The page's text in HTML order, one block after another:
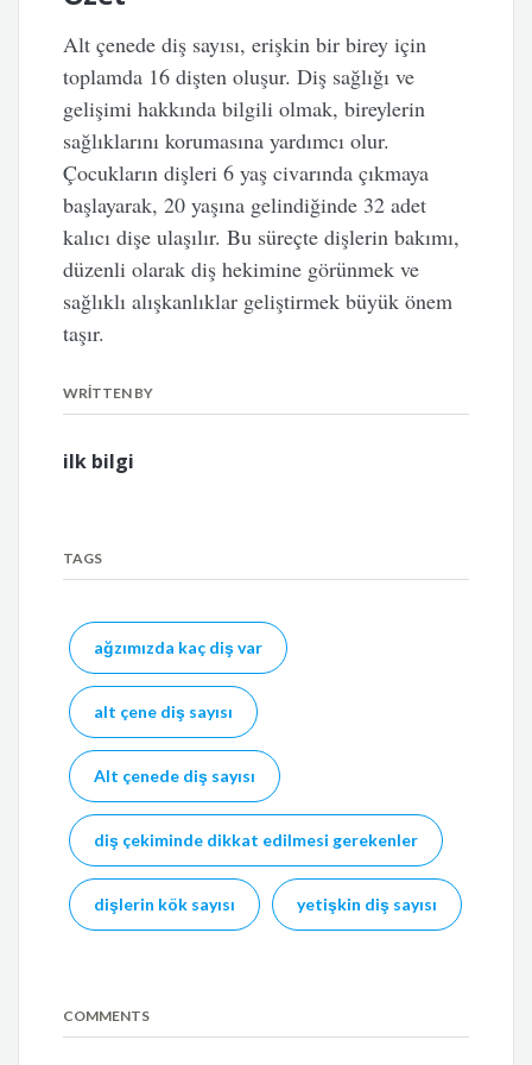
Alt çenede diş sayısı, erişkin bir birey için
toplamda 16 dişten oluşur. Diş sağlığı ve
gelişimi hakkında bilgili olmak, bireylerin
sağlıklarını korumasına yardımcı olur.
Çocukların dişleri 6 yaş civarında çıkmaya
başlayarak, 20 yaşına gelindiğinde 32 adet
kalıcı dişe ulaşılır. Bu süreçte dişlerin bakımı,
düzenli olarak diş hekimine görünmek ve
sağlıklı alışkanlıklar geliştirmek büyük önem
taşır.
WRITTEN BY
ilk bilgi
TAGS
ağzımızda kaç diş var
alt çene diş sayısı
Alt çenede diş sayısı
diş çekiminde dikkat edilmesi gerekenler
dişlerin kök sayısı yetişkin diş sayısı
COMMENTS